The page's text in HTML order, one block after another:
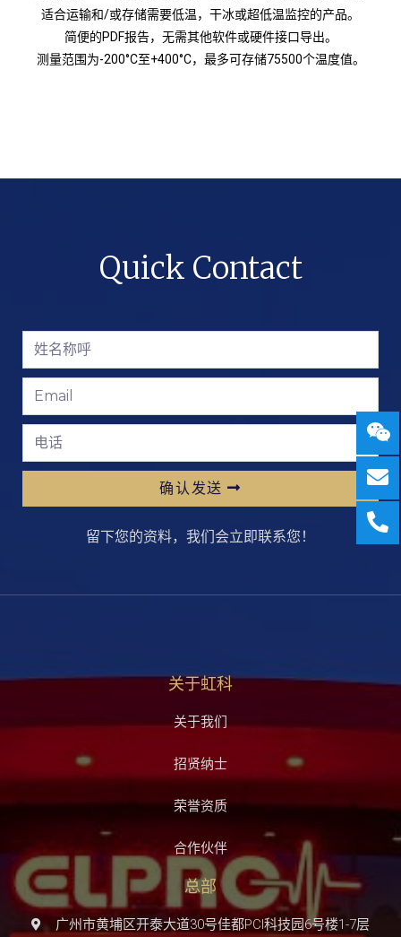
适合运输和/或存储需要低温，干冰或超低温监控的产品。
简便的PDF报告，无需其他软件或硬件接口导出。
测量范围为-200°C至+400°C，最多可存储75500个温度值。
Quick Contact
确认发送
留下您的资料，我们会立即联系您！
关于虹科
关于我们
招贤纳士
荣誉资质
合作伙伴
总部
广州市黄埔区开泰大道30号佳都PCI科技园6号楼1-7层